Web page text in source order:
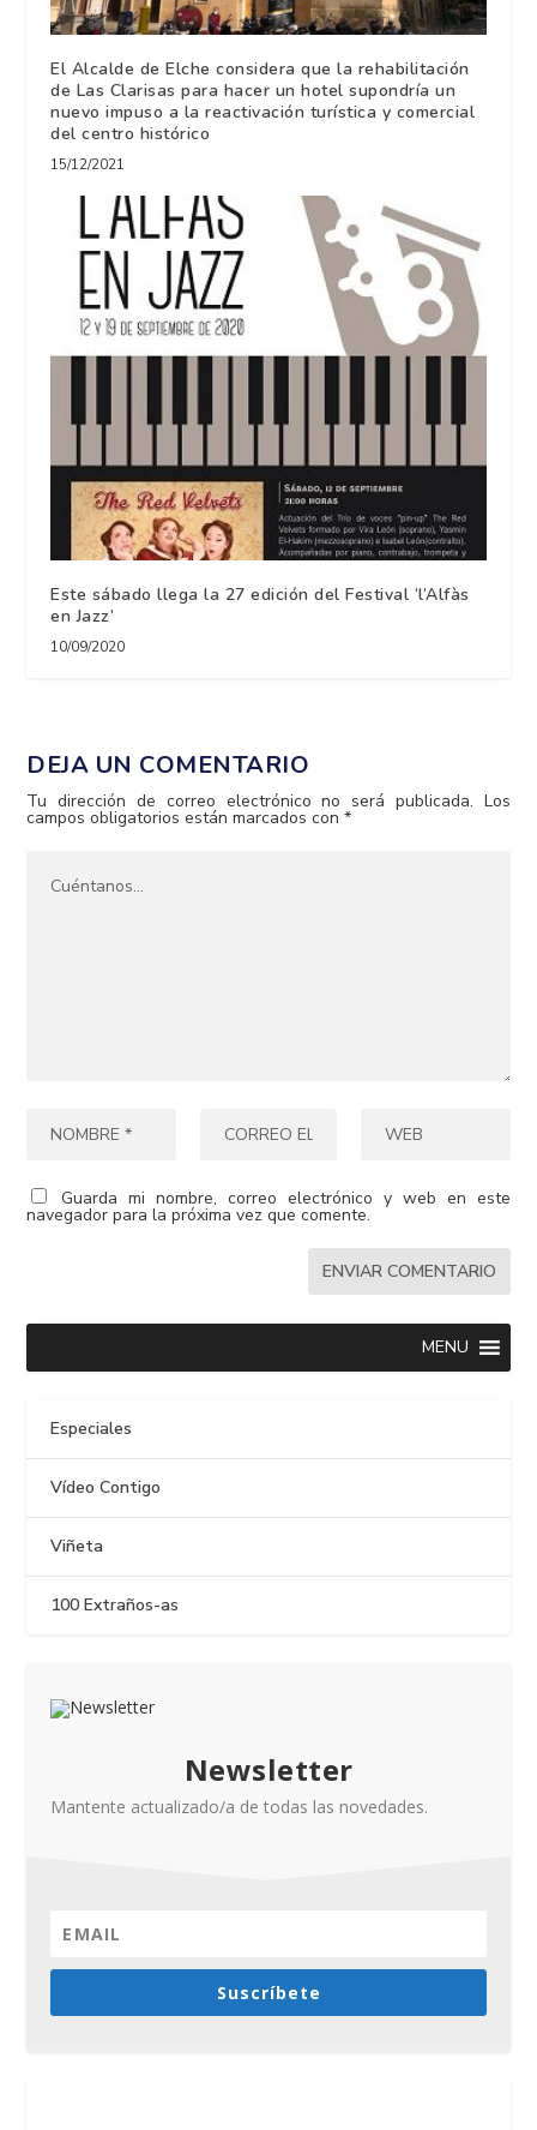
El Alcalde de Elche considera que la rehabilitación
de Las Clarisas para hacer un hotel supondría un
nuevo impuso a la reactivación turística y comercial
del centro histórico
15/12/2021
Este sábado llega la 27 edición del Festival ‘l’Alfàs
en Jazz’
10/09/2020
DEJA UN COMENTARIO
Tu dirección de correo electrónico no será publicada. Los
campos obligatorios están marcados con*
Guarda mi nombre, correo electrónico y web en este
navegador para la próxima vez que comente.
MENU
Especiales
Vídeo Contigo
Viñeta
100 Extraños-as
Newsletter
Mantente actualizado/a de todas las novedades.
Suscríbete